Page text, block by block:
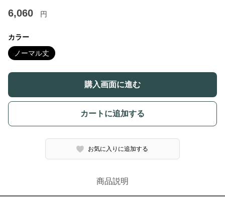
6,060 円
カラー
ノーマル丈
購入画面に進む
カートに追加する
お気に入りに追加する
商品説明